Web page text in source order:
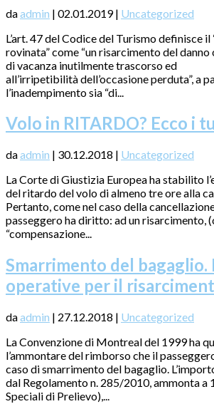
daadmin | 02.01.2019| Uncategorized
L’art. 47 del Codice del Turismo definisce il
rovinata” come “un risarcimento del
di vacanza inutilmente trascorso ed
all’irripetibilità dell’occasione perduta”, a
l’inadempimento sia “di...
Volo in RITARDO? Ecco i
daadmin | 30.12.2018 | Uncategorized
La Corte di Giustizia Europea ha stabilito
del ritardo del volo di almeno tre ore alla
Pertanto, come nel caso della
passeggero ha diritto: ad un risarcimento,
“compensazione...
Smarrimento del
operative per il
daadmin | 27.12.2018 | Uncategorized
La Convenzione di Montreal del 1999 ha
l’ammontare del rimborso che il
caso di smarrimento del bagaglio.
dal Regolamento n. 285/2010, ammonta a
Speciali di Prelievo),...